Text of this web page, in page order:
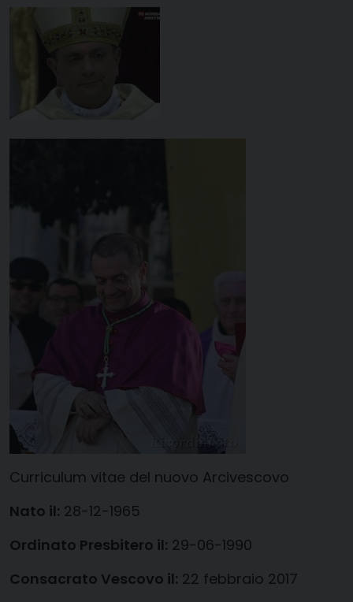
Curriculum vitae del nuovo Arcivescovo
Nato il: 28-12-1965
Ordinato Presbitero il: 29-06-1990
Consacrato Vescovo il: 22 febbraio 2017